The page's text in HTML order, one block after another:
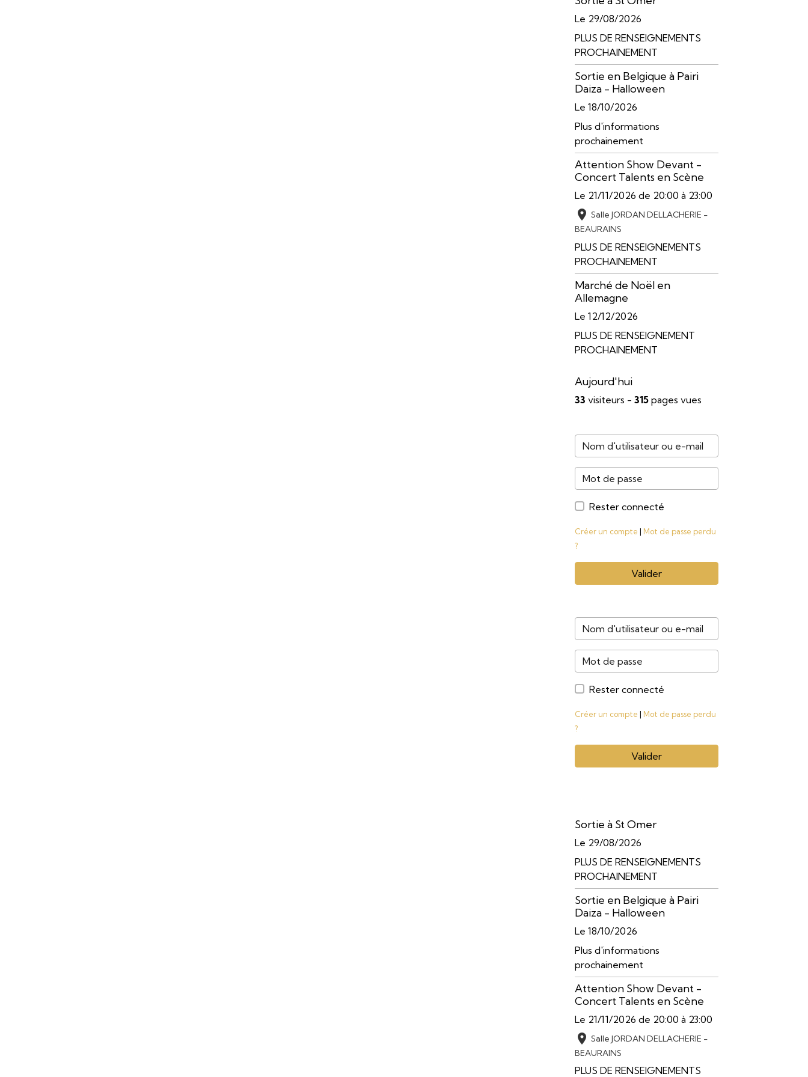
Le 29/08/2026
PLUS DE RENSEIGNEMENTS
PROCHAINEMENT
Sortie en Belgique à Pairi
Daiza - Halloween
Le 18/10/2026
Plus d'informations
prochainement
Attention Show Devant -
Concert Talents en Scène
Le 21/11/2026 de 20:00 à 23:00
Salle JORDAN DELLACHERIE -
BEAURAINS
PLUS DE RENSEIGNEMENTS
PROCHAINEMENT
Marché de Noël en
Allemagne
Le 12/12/2026
PLUS DE RENSEIGNEMENT
PROCHAINEMENT
Aujourd'hui
33 visiteurs - 315pages vues
Rester connecté
Créer un compte | Mot de passe perdu
?
Valider
Rester connecté
Créer un compte | Mot de passe perdu
?
Valider
Sortie à St Omer
Le 29/08/2026
PLUS DE RENSEIGNEMENTS
PROCHAINEMENT
Sortie en Belgique à Pairi
Daiza - Halloween
Le 18/10/2026
Plus d'informations
prochainement
Attention Show Devant -
Concert Talents en Scène
Le 21/11/2026 de 20:00 à 23:00
Salle JORDAN DELLACHERIE -
BEAURAINS
PLUS DE RENSEIGNEMENTS